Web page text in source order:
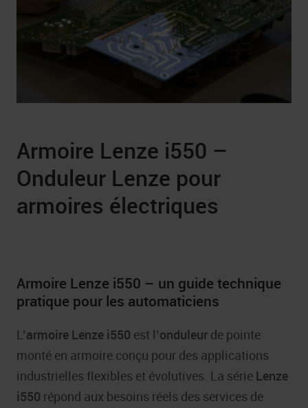
Armoire Lenze i550 –
Onduleur Lenze pour
armoires électriques
Armoire Lenze i550 – un guide technique
pratique pour les automaticiens
L’armoire Lenze i550 est l’onduleur de pointe
monté en armoire conçu pour des applications
industrielles flexibles et évolutives. La série Lenze
i550 répond aux besoins réels des services de